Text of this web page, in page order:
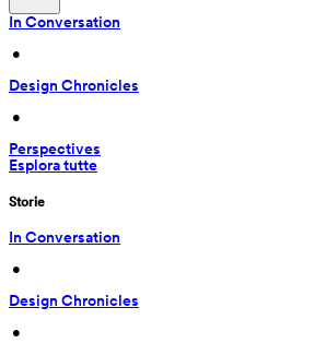
In Conversation
•
Design Chronicles
•
Perspectives
Esplora tutte
Storie
In Conversation
•
Design Chronicles
•